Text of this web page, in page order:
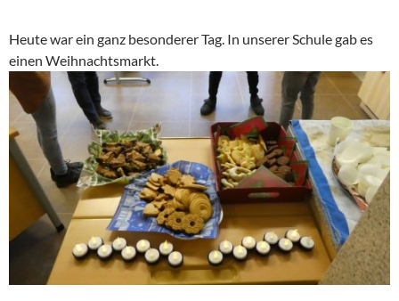
Heute war ein ganz besonderer Tag. In unserer Schule gab es
einen Weihnachtsmarkt.